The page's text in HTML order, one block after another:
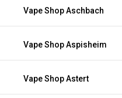
Vape Shop Aschbach
Vape Shop Aspisheim
Vape Shop Astert